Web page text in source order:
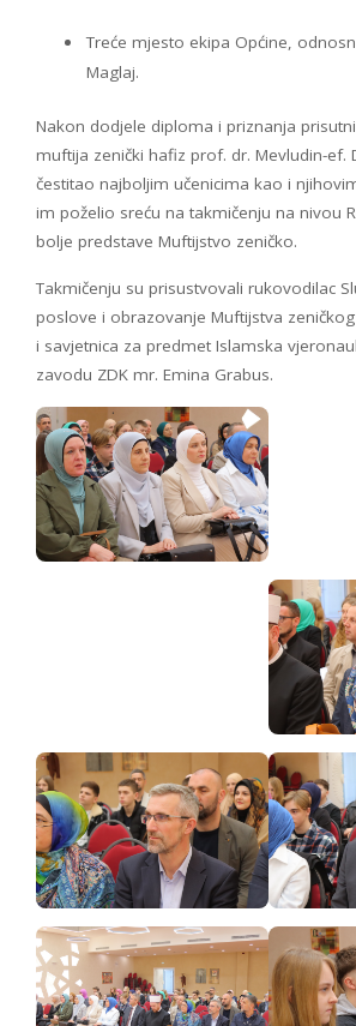
Treće mjesto ekipa Općine,
Maglaj.
Nakon dodjele diploma i priznanja
muftija zenički hafiz prof. dr. Mevludin-ef.
čestitao najboljim učenicima kao i
im poželio sreću na takmičenju na nivou
bolje predstave Muftijstvo zeničko.
Takmičenju su prisustvovali rukovodilac
poslove i obrazovanje Muftijstva
i savjetnica za predmet Islamska
zavodu ZDK mr. Emina Grabus.